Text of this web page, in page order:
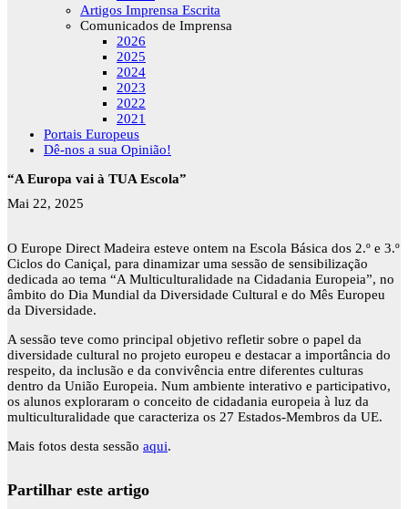
Artigos Imprensa Escrita
Comunicados de Imprensa
2026
2025
2024
2023
2022
2021
Portais Europeus
Dê-nos a sua Opinião!
“A Europa vai à TUA Escola”
Mai 22, 2025
O Europe Direct Madeira esteve ontem na Escola Básica dos 2.º e 3.º
Ciclos do Caniçal, para dinamizar uma sessão de sensibilização
dedicada ao tema “A Multiculturalidade na Cidadania Europeia”, no
âmbito do Dia Mundial da Diversidade Cultural e do Mês Europeu
da Diversidade.
A sessão teve como principal objetivo refletir sobre o papel da
diversidade cultural no projeto europeu e destacar a importância do
respeito, da inclusão e da convivência entre diferentes culturas
dentro da União Europeia. Num ambiente interativo e participativo,
os alunos exploraram o conceito de cidadania europeia à luz da
multiculturalidade que caracteriza os 27 Estados-Membros da UE.
Mais fotos desta sessão aqui.
Partilhar este artigo